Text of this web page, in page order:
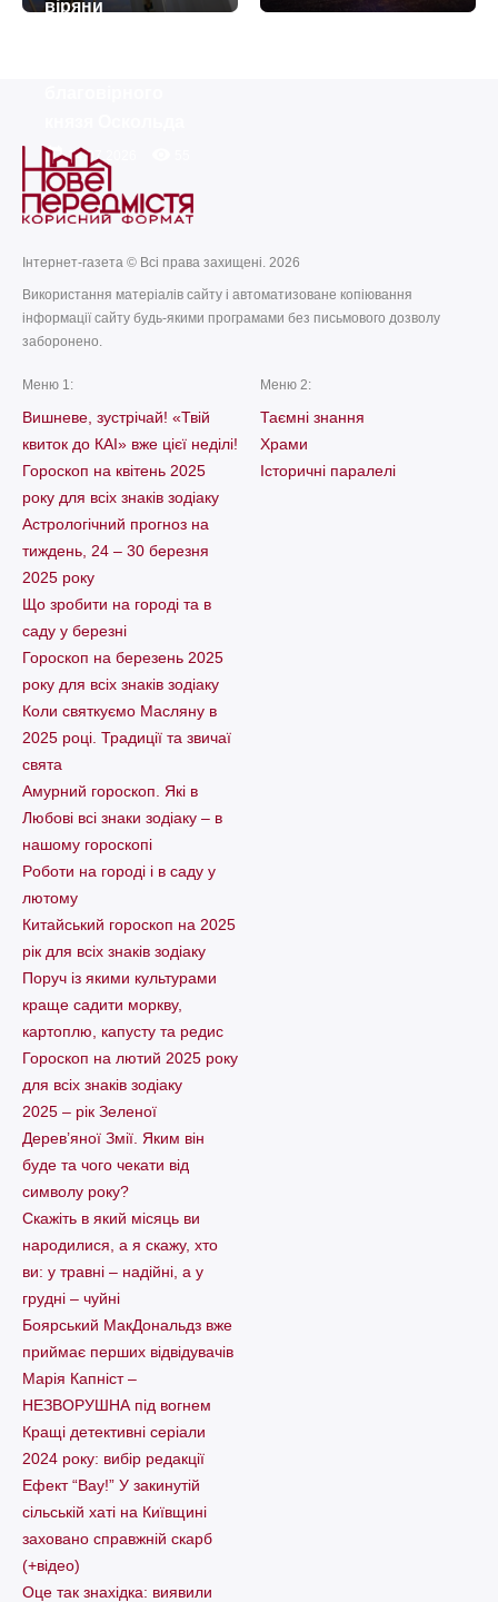
віряни
today14.07.2026
Інтернет-газета © Всі права захищені. 2026
Використання матеріалів сайту і автоматизоване копіювання
інформації сайту будь-якими програмами без письмового дозволу
заборонено.
Меню 1:
Вишневе, зустрічай! «Твій
квиток до КАІ» вже цієї неділі!
Гороскоп на квітень 2025
року для всіх знаків зодіаку
Астрологічний прогноз на
тиждень, 24 – 30 березня
2025 року
Що зробити на городі та в
саду у березні
Гороскоп на березень 2025
року для всіх знаків зодіаку
Коли святкуємо Масляну в
2025 році. Традиції та звичаї
свята
Амурний гороскоп. Які в
Любові всі знаки зодіаку – в
нашому гороскопі
Pоботи на городі і в саду у
лютому
Китайський гороскоп на 2025
рік для всіх знаків зодіаку
Поруч із якими культурами
краще садити моркву,
картоплю, капусту та редис
Гороскоп на лютий 2025 року
для всіх знаків зодіаку
2025 – рік Зеленої
Дерев’яної Змії. Яким він
буде та чого чекати від
символу року?
Скажіть в який місяць ви
народилися, а я скажу, хто
ви: у травні – надійні, а у
грудні – чуйні
Боярський МакДональдз вже
приймає перших відвідувачів
Марія Капніст –
НЕЗВОРУШНА під вогнем
Кращі детективні серіали
2024 року: вибір редакції
Ефект “Вау!” У закинутій
сільській хаті на Київщині
заховано справжній скарб
(+відео)
Оце так знахідка: виявили
Меню 2:
Таємні знання
Храми
Історичні паралелі